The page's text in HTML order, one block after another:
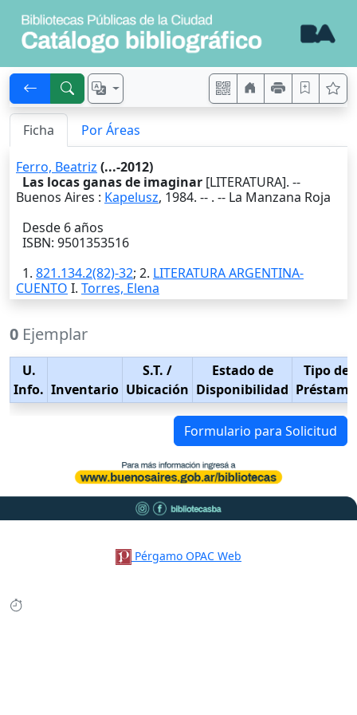
Ficha Por Áreas
Ferro, Beatriz (...-2012)
Las locas ganas de imaginar [LITERATURA]. --
Buenos Aires : Kapelusz, 1984. -- . -- La Manzana Roja
Desde 6 años
ISBN: 9501353516
1. 821.134.2(82)-32; 2. LITERATURA ARGENTINA-
CUENTO I. Torres, Elena
0 Ejemplar
U.
Info. Inventario
S.T. /
Ubicación
Estado de
Disponibilidad
Tipo de
Préstamo
Formulario para Solicitud
Pérgamo OPAC Web